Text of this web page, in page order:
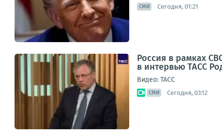
СМИ Сегодня, 01:21
Россия в рамках
в интервью ТАСС
Видео: ТАСС
СМИ Сегодня, 03:12